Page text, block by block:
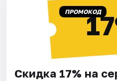
ПРОМОКОД
Скидка 17% на